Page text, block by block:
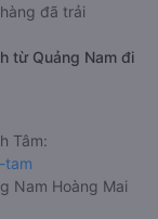
đã trải
từ Quảng Nam đi
Tâm:
tam
Nam Hoàng Mai